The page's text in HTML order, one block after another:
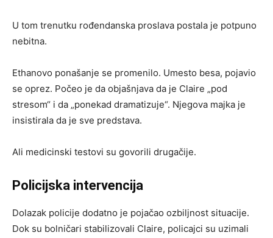
U tom trenutku rođendanska proslava postala je potpuno
nebitna.
Ethanovo ponašanje se promenilo. Umesto besa, pojavio
se oprez. Počeo je da objašnjava da je Claire „pod
stresom“ i da „ponekad dramatizuje“. Njegova majka je
insistirala da je sve predstava.
Ali medicinski testovi su govorili drugačije.
Policijska intervencija
Dolazak policije dodatno je pojačao ozbiljnost situacije.
Dok su bolničari stabilizovali Claire, policajci su uzimali